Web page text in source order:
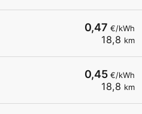
0,47 €/kWh
18,8 km
0,45 €/kWh
18,8 km